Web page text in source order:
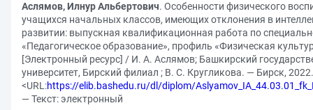
Аслямов, Илнур Альбертович. Особенности физического
учащихся начальных классов, имеющих отклонения в
развитии: выпускная квалификационная работа по
«Педагогическое образование», профиль «Физическая
[Электронный ресурс] / И. А. Аслямов; Башкирский
университет, Бирский филиал ; В. С. Кругликова. — Бирск,
<URL:https://elib.bashedu.ru/dl/diplom/
— Текст: электронный